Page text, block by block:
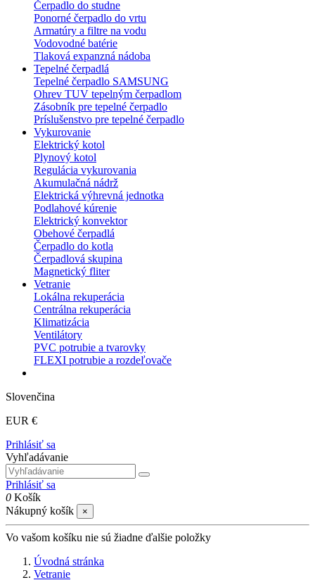
Čerpadlo do studne
Ponorné čerpadlo do vrtu
Armatúry a filtre na vodu
Vodovodné batérie
Tlaková expanzná nádoba
Tepelné čerpadlá
Tepelné čerpadlo SAMSUNG
Ohrev TUV tepelným čerpadlom
Zásobník pre tepelné čerpadlo
Príslušenstvo pre tepelné čerpadlo
Vykurovanie
Elektrický kotol
Plynový kotol
Regulácia vykurovania
Akumulačná nádrž
Elektrická výhrevná jednotka
Podlahové kúrenie
Elektrický konvektor
Obehové čerpadlá
Čerpadlo do kotla
Čerpadlová skupina
Magnetický fliter
Vetranie
Lokálna rekuperácia
Centrálna rekuperácia
Klimatizácia
Ventilátory
PVC potrubie a tvarovky
FLEXI potrubie a rozdeľovače
Slovenčina
EUR €
Prihlásiť sa
Vyhľadávanie
Prihlásiť sa
0 Košík
Nákupný košík
×
Vo vašom košíku nie sú žiadne ďalšie položky
Úvodná stránka
Vetranie